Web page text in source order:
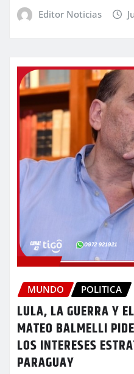
Editor Noticias
MUNDO POLITICA
LULA, LA GUERRA Y
MATEO BALMELLI
LOS INTERESES
PARAGUAY